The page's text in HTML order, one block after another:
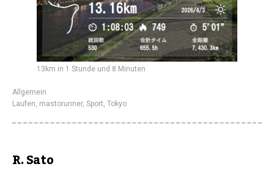
13km in 1 Stunde und 8 Minuten
Allgemein
Laufen, mastorunner, Sport, Tokyo
R. Sato